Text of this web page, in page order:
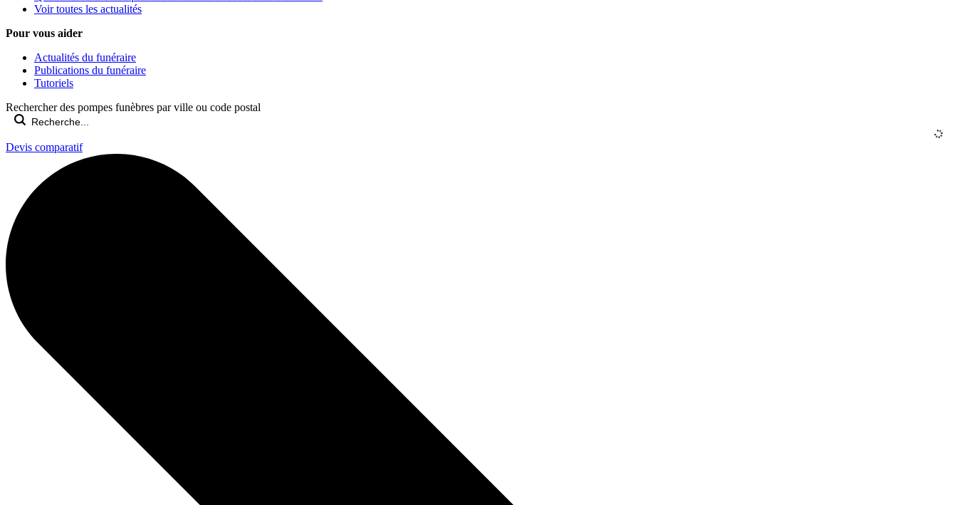
Voir toutes les actualités
Pour vous aider
Actualités du funéraire
Publications du funéraire
Tutoriels
Rechercher des pompes funèbres par ville ou code postal
Devis comparatif